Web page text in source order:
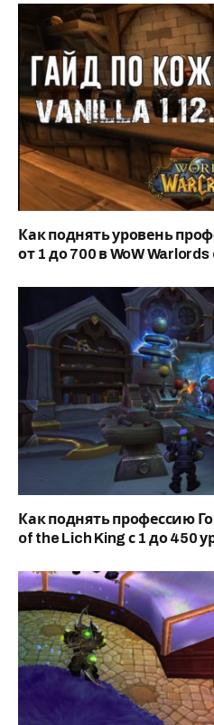
Как поднять уровень
от 1 до 700 в WoW
Как поднять профессию
of the Lich King с 1 до 450